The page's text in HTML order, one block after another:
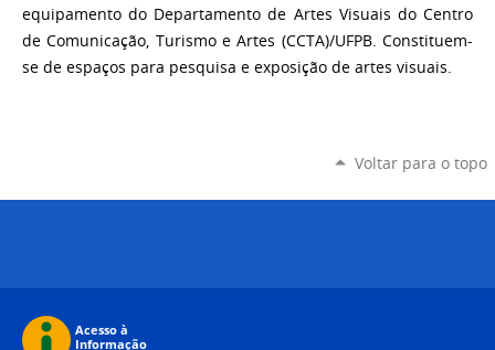
equipamento do Departamento de Artes Visuais do Centro
de Comunicação, Turismo e Artes (CCTA)/UFPB. Constituem-
se de espaços para pesquisa e exposição de artes visuais.
Voltar para o topo